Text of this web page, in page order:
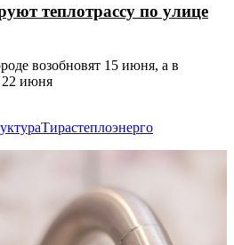
теплотрассу по улице
возобновят 15 июня, а в
22 июня
Тирастеплоэнерго